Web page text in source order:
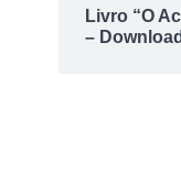
Livro “O
–